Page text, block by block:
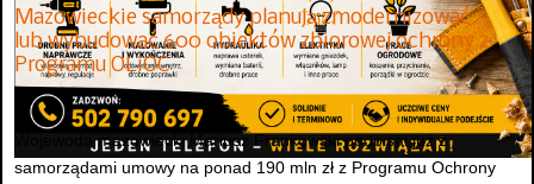
Mazowieckie samorządy planują zmodernizować
lub wybudować 600 obiektów zbiorowej ochrony z
Programu OLiOC
Wojewoda mazowiecki Mariusz Frankowski podpisał już z
samorządami umowy na ponad 190 mln zł z Programu Ochrony